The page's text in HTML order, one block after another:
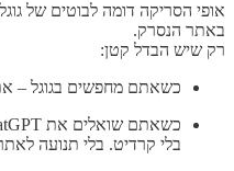
אופי הסריקה דומה לבוטים של
באתר הנסרק.
רק שיש הבדל קטן:
כשאתם מחפשים בגוגל –
בלי קרדיט. בלי תנועה